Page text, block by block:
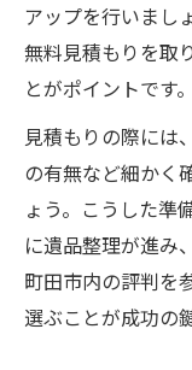
アップを行いまし
無料見積もりを取
とがポイントです。
見積もりの際には
の有無など細かく
ょう。こうした準
に遺品整理が進み
町田市内の評判を
選ぶことが成功の